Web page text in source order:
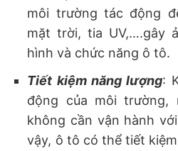
môi trường tác động
mặt trời, tia UV,….gây
hình và chức năng ô tô.
Tiết kiệm năng lượng:
động của môi trường,
không cần vận hành
vậy, ô tô có thể tiết